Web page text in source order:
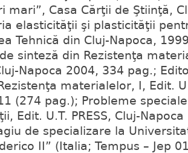
mari”, Casa Cărţii de Ştiinţă,
elasticităţii şi plasticităţii
Tehnică din Cluj-Napoca,
sinteză din Rezistenţa
Napoca 2004, 334 pag.;
materialelor, I, Edit.
(274 pag.); Probleme
Edit. U.T. PRESS, Cluj-
de specializare la
II” (Italia; Tempus – Jep